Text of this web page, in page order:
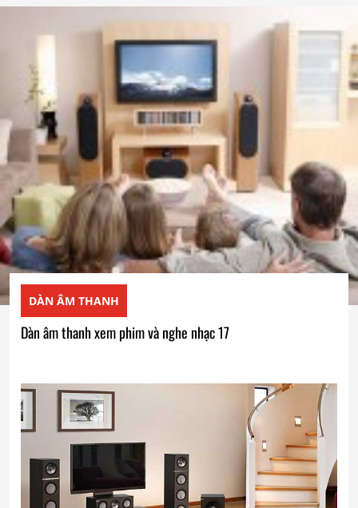
DÀN ÂM THANH
Dàn âm thanh xem phim và nghe nhạc 17